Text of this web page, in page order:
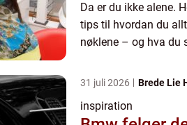
Da er du ikke alene.
tips til hvordan du
nøklene – og hva du
31 juli 2026 Brede Lie
inspiration